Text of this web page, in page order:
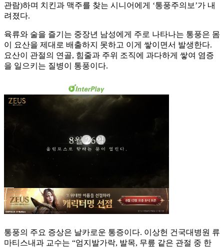
관람)하며 치킨과 맥주를 찾는 시니어에게 ‘통풍주의보’가 내
려졌다.
육류와 술을 즐기는 중장년 남성에게 주로 나타나는 통풍은 몸
이 요산을 제대로 배출하지 못하고 이게 쌓이면서 발생한다.
요산이 관절의 연골, 힘줄과 주위 조직에 과다하게 쌓여 염증
을 일으키는 질병이 통풍이다.
통풍의 주요 증상은 날카로운 통증이다. 이상헌 건국대병원 류
마티스내과 교수는 “엄지발가락, 발목, 무릎 같은 관절 중 한